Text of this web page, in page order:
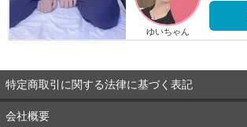
ゆいちゃん
商品をみる
特定商取引に関する法律に基づく表記
会社概要